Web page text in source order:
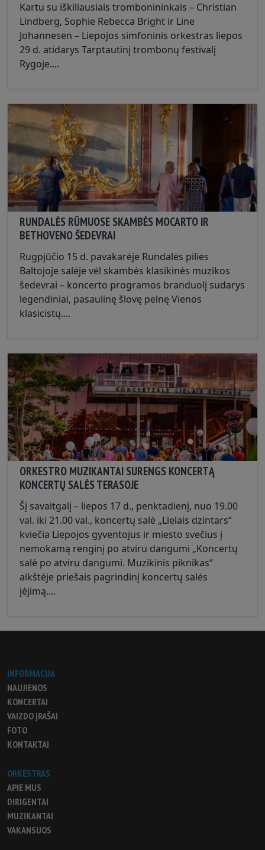
Kartu su iškiliausiais trombonininkais – Christian
Lindberg, Sophie Rebecca Bright ir Line
Johannesen – Liepojos simfoninis orkestras liepos
29 d. atidarys Tarptautinį trombonų festivalį
Rygoje....
RUNDALĖS RŪMUOSE SKAMBĖS MOCARTO IR
BETHOVENO ŠEDEVRAI
Rugpjūčio 15 d. pavakarėje Rundalės pilies
Baltojoje salėje vėl skambės klasikinės muzikos
šedevrai – koncerto programos branduolį sudarys
legendiniai, pasaulinę šlovę pelnę Vienos
klasicistų....
ORKESTRO MUZIKANTAI SURENGS KONCERTĄ
KONCERTŲ SALĖS TERASOJE
Šį savaitgalį – liepos 17 d., penktadienį, nuo 19.00
val. iki 21.00 val., koncertų salė „Lielais dzintars“
kviečia Liepojos gyventojus ir miesto svečius į
nemokamą renginį po atviru dangumi „Koncertų
salė po atviru dangumi. Muzikinis piknikas“
aikštėje priešais pagrindinį koncertų salės
įėjimą....
INFORMACIJA
NAUJIENOS
KONCERTAI
VAIZDO ĮRAŠAI
FOTO
KONTAKTAI
ORKESTRAS
APIE MUS
DIRIGENTAI
MUZIKANTAI
VAKANSIJOS